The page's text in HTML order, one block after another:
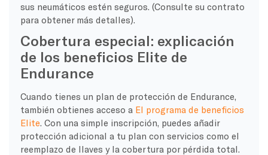
sus neumáticos estén seguros. (Consulte su contrato
para obtener más detalles).
Cobertura especial: explicación
de los beneficios Elite de
Endurance
Cuando tienes un plan de protección de Endurance,
también obtienes acceso a El programa de beneficios
Elite . Con una simple inscripción, puedes añadir
protección adicional a tu plan con servicios como el
reemplazo de llaves y la cobertura por pérdida total.